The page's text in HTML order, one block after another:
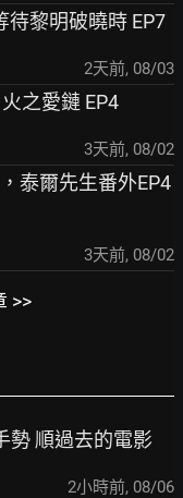
待黎明破曉時 EP7
2天前, 08/03
之愛鏈 EP4
3天前, 08/02
泰爾先生番外EP4
3天前, 08/02
>>
勢 順過去的電影
2小時前, 08/06